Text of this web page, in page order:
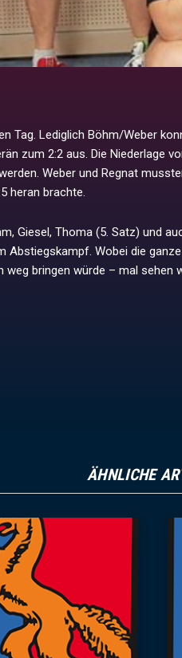
Tag. Lediglich Böhm/Weber
zum 2:2 aus. Die Niederlage
Weber und Regnat
heran brachte.
Giesel, Thoma (5. Satz) und
Abstiegskampf. Wobei die
bringen würde – mal sehen
ÄHNLICHE